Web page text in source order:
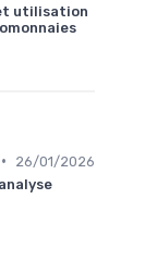
utilisation
•
26/01/2026